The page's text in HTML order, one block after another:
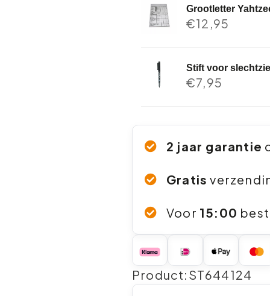
Grootletter
€12,95
Stift voor
€7,95
2 jaar garantie
Gratis
Voor 15:00
Product:ST644124